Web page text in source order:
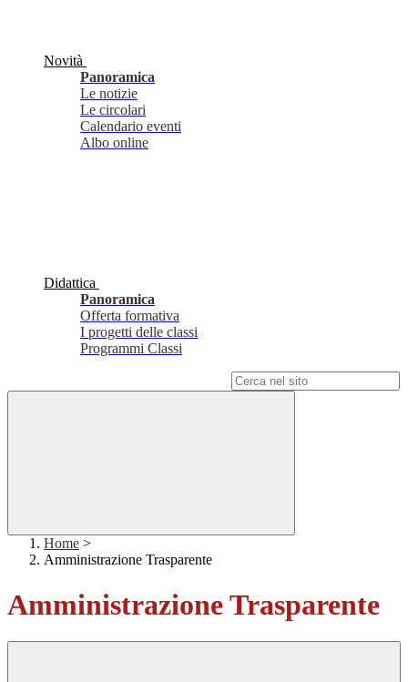
Novità
Panoramica
Le notizie
Le circolari
Calendario eventi
Albo online
Didattica
Panoramica
Offerta formativa
I progetti delle classi
Programmi Classi
Home >
Amministrazione Trasparente
Amministrazione Trasparente